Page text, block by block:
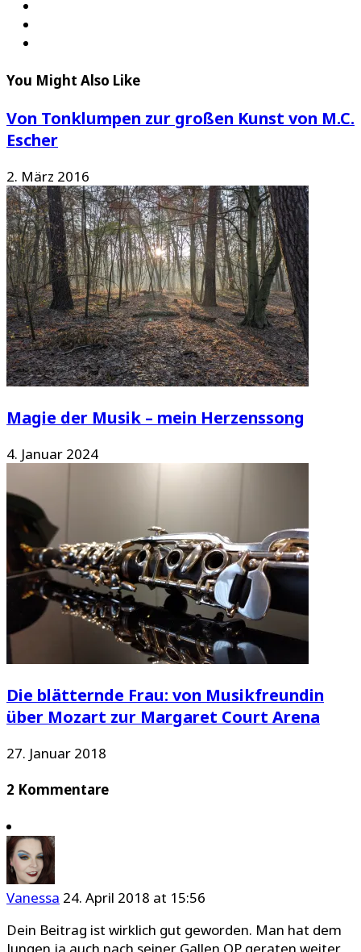
You Might Also Like
Von Tonklumpen zur großen Kunst von M.C.
Escher
2. März 2016
Magie der Musik – mein Herzenssong
4. Januar 2024
Die blätternde Frau: von Musikfreundin
über Mozart zur Margaret Court Arena
27. Januar 2018
2 Kommentare
Vanessa 24. April 2018 at 15:56
Dein Beitrag ist wirklich gut geworden. Man hat dem
Jungen ja auch nach seiner Gallen OP geraten weiter